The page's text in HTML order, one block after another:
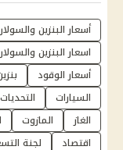
أسعار البنزين والسولار
اسعار البنزين
أسعار الوقود
بنزين
السيارات
الغاز
المازوت
اقتصاد
لجنة